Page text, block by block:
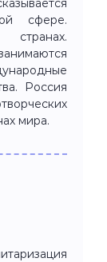
сфере.
Россия
мира.